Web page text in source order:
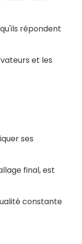
répondent
et les
ses
final, est
constante